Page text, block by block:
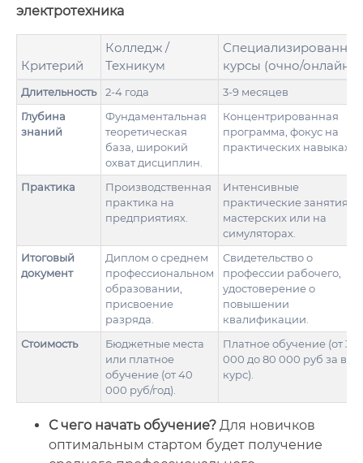
электротехника
Критерий
Колледж /
Техникум
курсы (очно/онлайн)
Длительность 2-4 года
3-9 месяцев
Глубина
знаний
Фундаментальная
теоретическая
база, широкий
охват дисциплин.
Концентрированная
программа, фокус на
практических навыках.
Практика
Производственная
практика на
предприятиях.
Интенсивные
практические занятия в
мастерских или на
симуляторах.
Итоговый
документ
Диплом о среднем
профессиональном
образовании,
присвоение
разряда.
Свидетельство о
профессии рабочего,
удостоверение о
повышении
квалификации.
Стоимость
Бюджетные места
или платное
обучение (от 40
000 руб/год).
Платное обучение (от 30
000 до 80 000 руб за
курс).
С чего начать обучение? Для новичков
оптимальным стартом будет получение